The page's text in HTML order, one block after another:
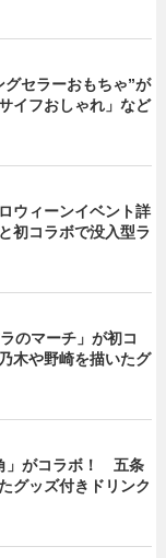
セラーおもちゃ”が
イフおしゃれ」など
ウィーンイベント詳
初コラボで没入型ラ
のマーチ」が初コ
木や野崎を描いたグ
」がコラボ！ 五条
グッズ付きドリンク